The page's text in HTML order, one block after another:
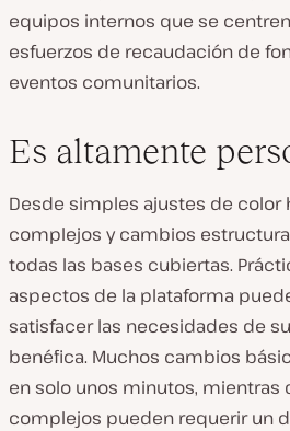
equipos internos que se
esfuerzos de recaudación de
eventos comunitarios.
Es altamente
Desde simples ajustes de color
complejos y cambios
todas las bases cubiertas.
aspectos de la plataforma
satisfacer las necesidades de
benéfica. Muchos cambios
en solo unos minutos, mientras
complejos pueden requerir un